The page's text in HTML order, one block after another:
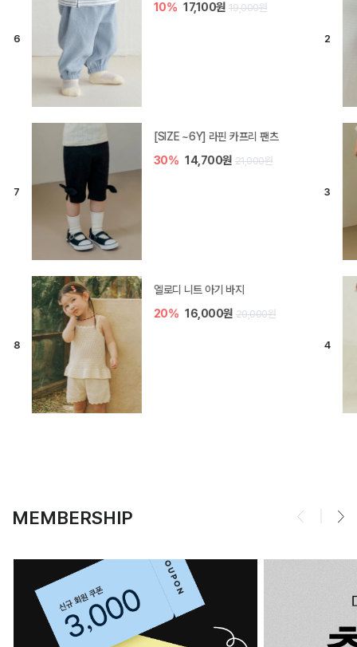
10% 36,900원 41,000원
[SIZE ~6Y] 오뎃 라운지웨어
10% 20,700원 23,000원
[SIZE ~6Y] 블룸 플리츠 쓰리피스
셋업
MEMBERSHIP